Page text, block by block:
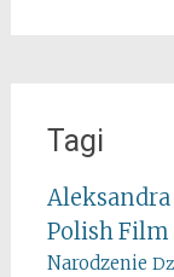
Tagi
Polish Film
Narodzenie